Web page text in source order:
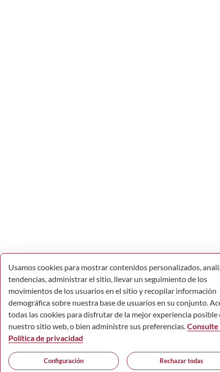
Usamos cookies para mostrar contenidos personalizados,
tendencias, administrar el sitio, llevar un seguimiento de los
movimientos de los usuarios en el sitio y recopilar información
demográfica sobre nuestra base de usuarios en su conjunto.
todas las cookies para disfrutar de la mejor experiencia posible
nuestro sitio web, o bien administre sus preferencias.Consulte
Política de privacidad
Configuración Rechazar todas